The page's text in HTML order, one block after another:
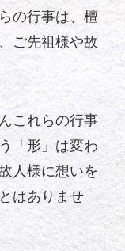
の行事は、檀
ご先祖様や故
これらの行事
「形」は変わ
人様に想いを
はありませ